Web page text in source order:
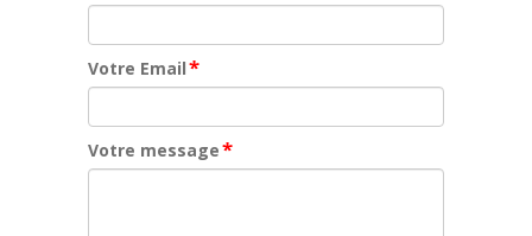
Votre Email*
Votre message*